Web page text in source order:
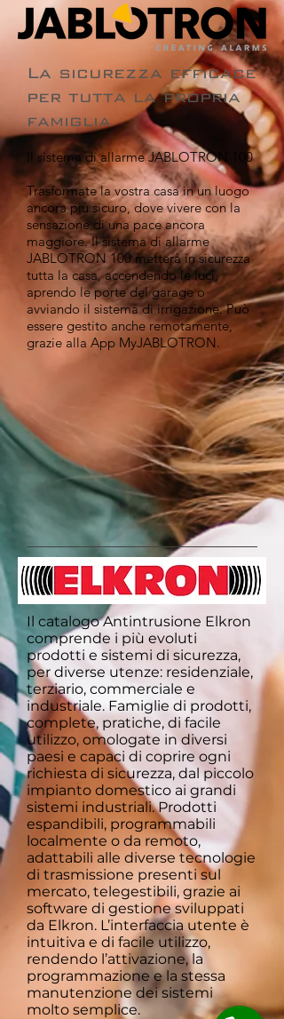
La sicurezza efficace
per tutta la propria
famiglia
Il sistema di allarme JABLOTRON 100
Trasformate la vostra casa in un luogo
ancora più sicuro, dove vivere con la
sensazione di una pace ancora
maggiore. Il sistema di allarme
JABLOTRON 100 metterà in sicurezza
tutta la casa, accendendo le luci,
aprendo le porte del garage o
avviando il sistema di irrigazione. Può
essere gestito anche remotamente,
grazie alla App MyJABLOTRON.
Il catalogo Antintrusione Elkron
comprende i più evoluti
prodotti e sistemi di sicurezza,
per diverse utenze: residenziale,
terziario, commerciale e
industriale. Famiglie di prodotti,
complete, pratiche, di facile
utilizzo, omologate in diversi
paesi e capaci di coprire ogni
richiesta di sicurezza, dal piccolo
impianto domestico ai grandi
sistemi industriali. Prodotti
espandibili, programmabili
localmente o da remoto,
adattabili alle diverse tecnologie
di trasmissione presenti sul
mercato, telegestibili, grazie ai
software di gestione sviluppati
da Elkron. L’interfaccia utente è
intuitiva e di facile utilizzo,
rendendo l’attivazione, la
programmazione e la stessa
manutenzione dei sistemi
molto semplice.